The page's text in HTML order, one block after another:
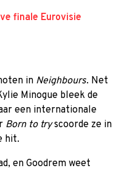
finale Eurovisie
in Neighbours. Net
Minogue bleek de
een internationale
Born to tryscoorde ze in
hit.
en Goodrem weet